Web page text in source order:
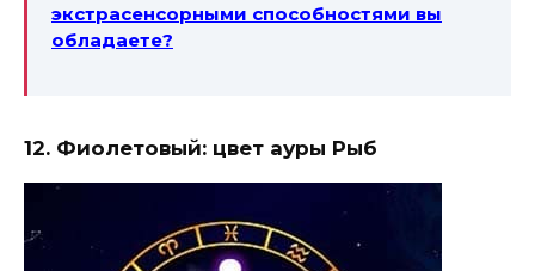
экстрасенсорными способностями вы
обладаете?
12. Фиолетовый: цвет ауры Рыб